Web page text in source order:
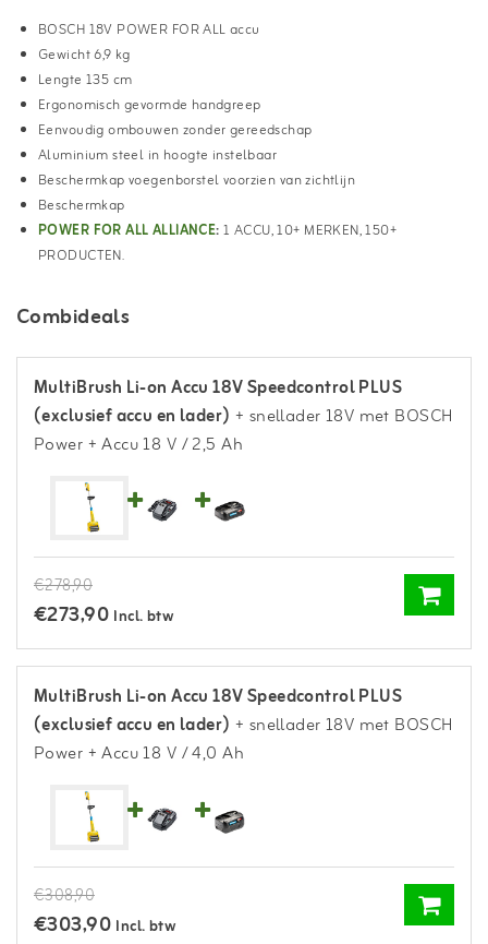
BOSCH 18V POWER FOR ALL accu
Gewicht 6,9 kg
Lengte 135 cm
Ergonomisch gevormde handgreep
Eenvoudig ombouwen zonder gereedschap
Aluminium steel in hoogte instelbaar
Beschermkap voegenborstel voorzien van zichtlijn
Beschermkap
POWER FOR ALL ALLIANCE:1 ACCU, 10+ MERKEN, 150+
PRODUCTEN.
Combideals
MultiBrush Li-on Accu 18V Speedcontrol PLUS
(exclusief accu en lader) + snellader 18V met BOSCH
Power+ Accu 18 V / 2,5 Ah
€278,90
€273,90 Incl. btw
MultiBrush Li-on Accu 18V Speedcontrol PLUS
(exclusief accu en lader) + snellader 18V met BOSCH
Power+ Accu 18 V / 4,0 Ah
€308,90
€303,90 Incl. btw